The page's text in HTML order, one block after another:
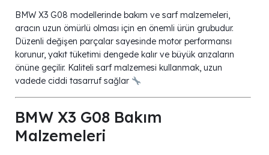
BMW X3 G08 modellerinde bakım ve sarf malzemeleri,
aracın uzun ömürlü olması için en önemli ürün grubudur.
Düzenli değişen parçalar sayesinde motor performansı
korunur, yakıt tüketimi dengede kalır ve büyük arızaların
önüne geçilir. Kaliteli sarf malzemesi kullanmak, uzun
vadede ciddi tasarruf sağlar
BMW X3 G08 Bakım
Malzemeleri